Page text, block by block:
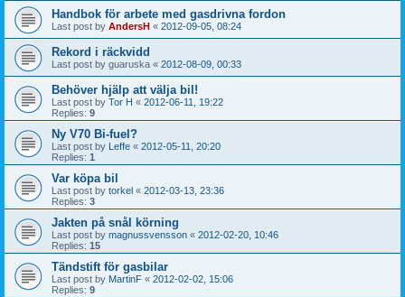
Handbok för arbete med gasdrivna fordon
Last post by AndersH « 2012-09-05, 08:24
Rekord i räckvidd
Last post by guaruska « 2012-08-09, 00:33
Behöver hjälp att välja bil!
Last post by Tor H « 2012-06-11, 19:22
Replies: 9
Ny V70 Bi-fuel?
Last post by Leffe « 2012-05-11, 20:20
Replies: 1
Var köpa bil
Last post by torkel « 2012-03-13, 23:36
Replies: 3
Jakten på snål körning
Last post by magnussvensson « 2012-02-20, 10:46
Replies: 15
Tändstift för gasbilar
Last post by MartinF « 2012-02-02, 15:06
Replies: 9